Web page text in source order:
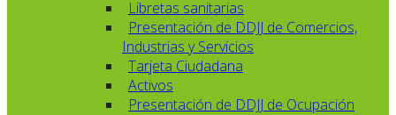
Libretas sanitarias
Presentación de DDJJ de Comercios,
Industrias y Servicios
Tarjeta Ciudadana
Activos
Presentación de DDJJ de Ocupación